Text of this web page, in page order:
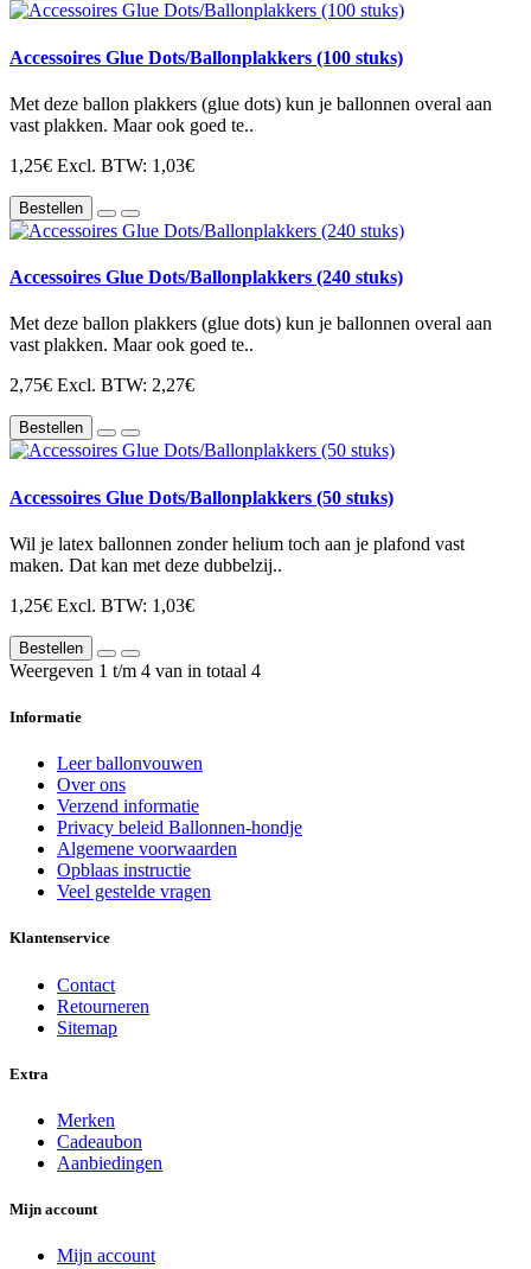
Accessoires Glue Dots/Ballonplakkers (100 stuks)
Met deze ballon plakkers (glue dots) kun je ballonnen overal aan
vast plakken. Maar ook goed te..
1,25€ Excl. BTW: 1,03€
Bestellen
Accessoires Glue Dots/Ballonplakkers (240 stuks)
Met deze ballon plakkers (glue dots) kun je ballonnen overal aan
vast plakken. Maar ook goed te..
2,75€ Excl. BTW: 2,27€
Bestellen
Accessoires Glue Dots/Ballonplakkers (50 stuks)
Wil je latex ballonnen zonder helium toch aan je plafond vast
maken. Dat kan met deze dubbelzij..
1,25€ Excl. BTW: 1,03€
Bestellen
Weergeven 1 t/m 4 van in totaal 4
Informatie
Leer ballonvouwen
Over ons
Verzend informatie
Privacy beleid Ballonnen-hondje
Algemene voorwaarden
Opblaas instructie
Veel gestelde vragen
Klantenservice
Contact
Retourneren
Sitemap
Extra
Merken
Cadeaubon
Aanbiedingen
Mijn account
Mijn account